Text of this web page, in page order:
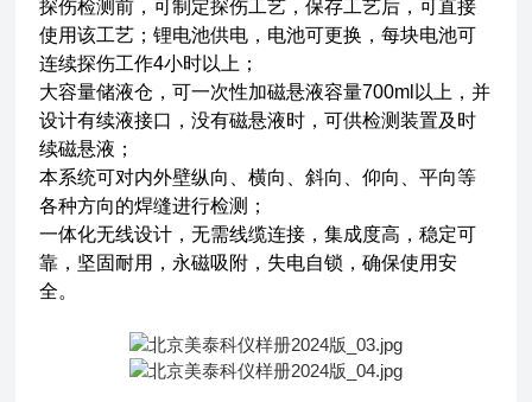
探伤检测前，可制定探伤工艺，保存工艺后，可直接
使用该工艺；锂电池供电，电池可更换，每块电池可
连续探伤工作4小时以上；
大容量储液仓，可一次性加磁悬液容量700ml以上，并
设计有续液接口，没有磁悬液时，可供检测装置及时
续磁悬液；
本系统可对内外壁纵向、横向、斜向、仰向、平向等
各种方向的焊缝进行检测；
一体化无线设计，无需线缆连接，集成度高，稳定可
靠，坚固耐用，永磁吸附，失电自锁，确保使用安
全。